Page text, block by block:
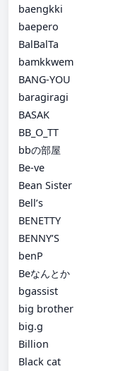
baengkki
baepero
BalBalTa
bamkkwem
BANG-YOU
baragiragi
BASAK
BB_O_TT
bbの部屋
Be-ve
Bean Sister
Bell’s
BENETTY
BENNY’S
benP
Beなんとか
bgassist
big brother
big.g
Billion
Black cat